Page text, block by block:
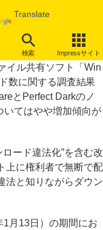
Translate
検索 Impressサイト
、Winnyは増加傾向
イル共有ソフト「Win
数に関する調査結果
とPerfect Darkのノ
いてはやや増加傾向が
ード違法化”を含む改
上に権利者で無断で配
法と知りながらダウン
月13日）の期間にお